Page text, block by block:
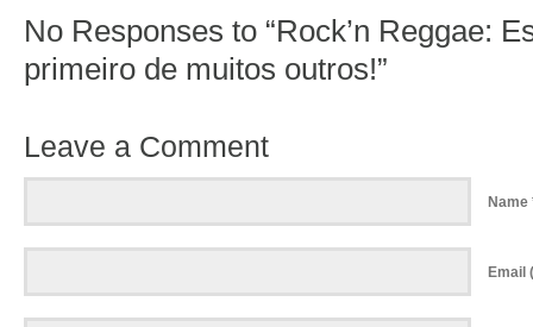
No Responses to “Rock’n Reggae:
primeiro de muitos outros!”
Leave a Comment
Name
Email